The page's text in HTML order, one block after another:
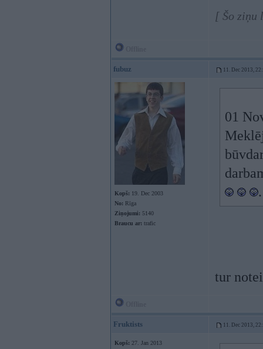
[ Šo ziņu
fubuz 11. Dec 2013,
Kopš: 19. Dec 2003
No: Rīga
Ziņojumi: 5140
Braucu ar: trafic
01
tur
Fruktists 11. Dec 2013,
Kopš: 27. Jan 2013